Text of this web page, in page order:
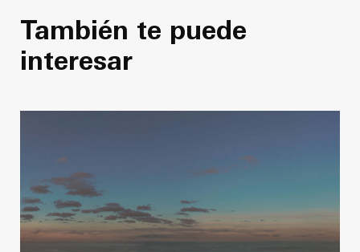
También te puede
interesar